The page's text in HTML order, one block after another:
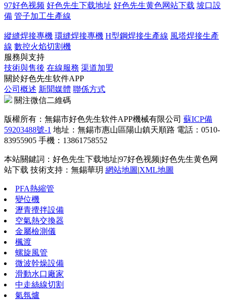
97好色视频 好色先生下载地址 好色先生黄色网站下载 坡口設
備 管子加工生產線
縱縫焊接專機 環縫焊接專機 H型鋼焊接生產線 風塔焊接生產
線 數控火焰切割機
服務與支持
技術與售後 在線服務 渠道加盟
關於好色先生软件APP
公司概述 新聞媒體 聯係方式
關注微信二維碼
版權所有：無錫市好色先生软件APP機械有限公司 蘇ICP備
59203488號-1 地址：無錫市惠山區陽山鎮天順路 電話：0510-
83955905 手機：13861758552
本站關鍵詞：好色先生下载地址|97好色视频|好色先生黄色网
站下载 技術支持：無錫華玥 網站地圖 |XML地圖
PFA熱縮管
變位機
瀝青攪拌設備
空氣熱交換器
金屬檢測儀
楓渡
螺旋風管
微波幹燥設備
滑動水口廠家
中走絲線切割
氣氛爐